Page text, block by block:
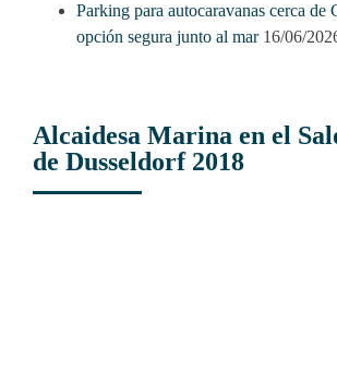
Alcaidesa Marina en el
de Dusseldorf 2018
Parking para autocaravanas cerca de
opción segura junto al mar 16/06/